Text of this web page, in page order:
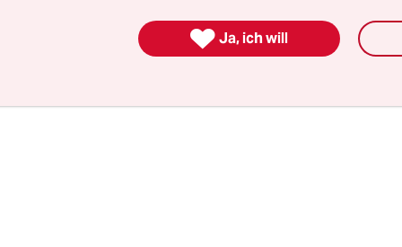
wollen. Bemühungen um einen Kompromiss
auf dem Parteitag kommt es wohl zur
 Ja, ich will